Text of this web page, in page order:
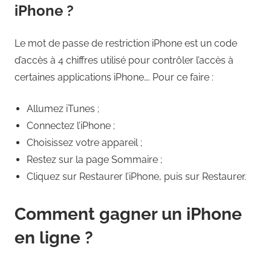
iPhone ?
Le mot de passe de restriction iPhone est un code
d’accès à 4 chiffres utilisé pour contrôler l’accès à
certaines applications iPhone…. Pour ce faire :
Allumez iTunes ;
Connectez l’iPhone ;
Choisissez votre appareil ;
Restez sur la page Sommaire ;
Cliquez sur Restaurer l’iPhone, puis sur Restaurer.
Comment gagner un iPhone
en ligne ?